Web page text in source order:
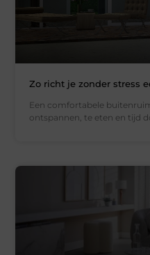
Zo richt je zonder stress
Een comfortabele
ontspannen, te eten en tijd